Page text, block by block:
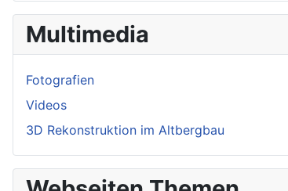
Multimedia
Fotografien
Videos
3D Rekonstruktion im Altbergbau